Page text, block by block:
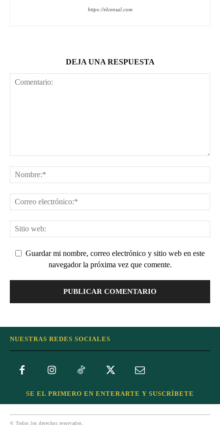
https://elcensal.com
DEJA UNA RESPUESTA
Guardar mi nombre, correo electrónico y sitio web en este
navegador la próxima vez que comente.
NUESTRAS REDES SOCIALES
SE EL PRIMERO EN ENTERARTE Y SUSCRÍBETE
© Todos los derechos reservados.